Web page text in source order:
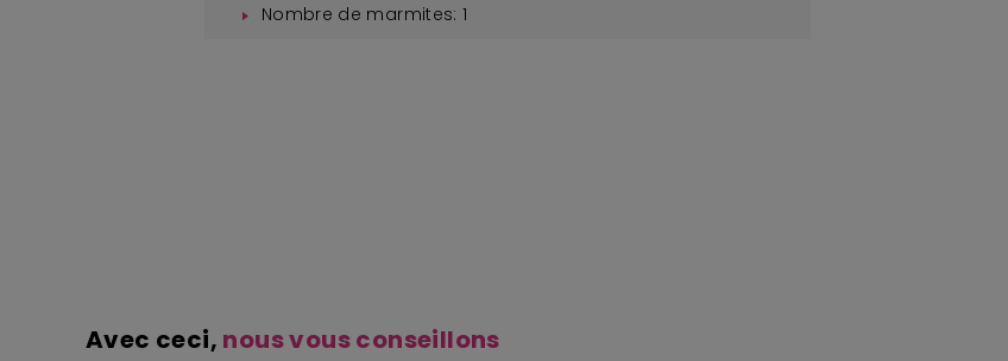
Nombre de marmites: 1
Avec ceci, nous vous conseillons